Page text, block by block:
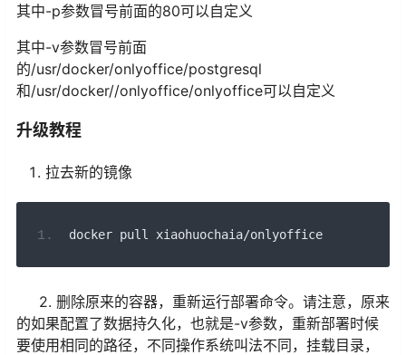
其中-p参数冒号前面的80可以自定义
其中-v参数冒号前面
的/usr/docker/onlyoffice/postgresql
和/usr/docker//onlyoffice/onlyoffice可以自定义
升级教程
拉去新的镜像
docker pull xiaohuochaia/onlyoffice
2. 删除原来的容器，重新运行部署命令。请注意，原来
的如果配置了数据持久化，也就是-v参数，重新部署时候
要使用相同的路径，不同操作系统叫法不同，挂载目录，